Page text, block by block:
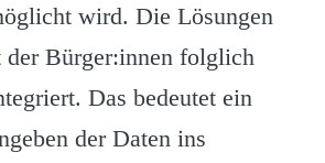
wird. Die Lösungen
der Bürger:innen folglich
Das bedeutet ein
der Daten ins